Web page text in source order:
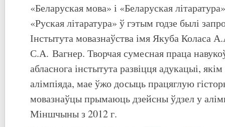
«Беларуская мова» і «Беларуская
«Руская літаратура» ў гэтым годзе былі
Інстытута мовазнаўства імя Якуба Коласа
С.А. Вагнер. Творчая сумесная праца
абласнога інстытута развіцця адукацыі,
алімпіяда, мае ўжо досыць працяглую
мовазнаўцы прымаюць дзейсны ўдзел у
Міншчыны з 2012 г.